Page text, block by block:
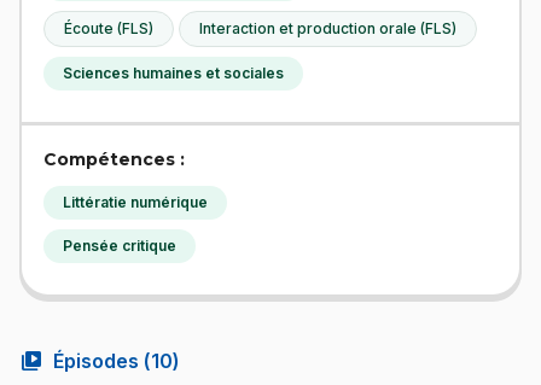
Écoute (FLS) Interaction et production orale (FLS)
Sciences humaines et sociales
Compétences :
Littératie numérique
Pensée critique
video_library Épisodes (10)